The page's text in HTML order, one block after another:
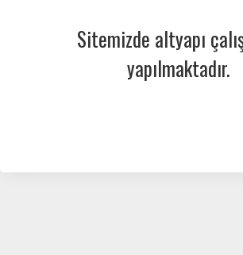
Sitemizde altyapı
yapılmaktadır.